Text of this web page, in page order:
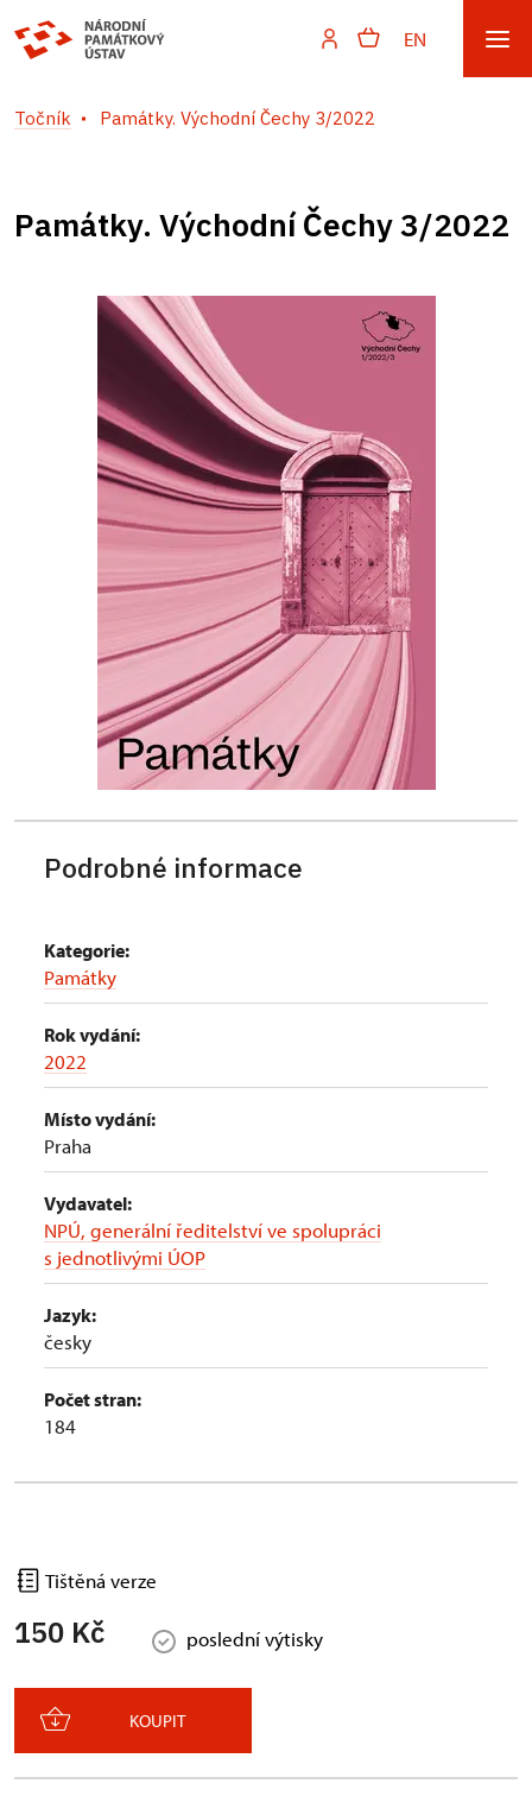
EN
Točník Památky. Východní Čechy 3/2022
Památky. Východní Čechy 3/2022
Podrobné informace
Kategorie:
Památky
Rok vydání:
2022
Místo vydání:
Praha
Vydavatel:
NPÚ, generální ředitelství ve spolupráci
s jednotlivými ÚOP
Jazyk:
česky
Počet stran:
184
Tištěná verze
150 Kč poslední výtisky
KOUPIT